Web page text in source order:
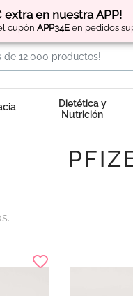
extra en nuestra APP!
cupón APP34E en pedidos
Regístratey
Dietética y
Nutrición